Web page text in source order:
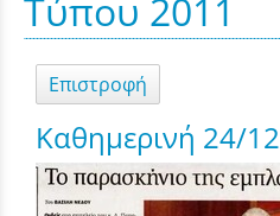
Τύπου 2011
Επιστροφή
Καθημερινή 24/